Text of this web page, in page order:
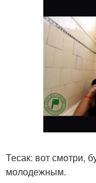
Тесак: вот смотри,
молодежным.